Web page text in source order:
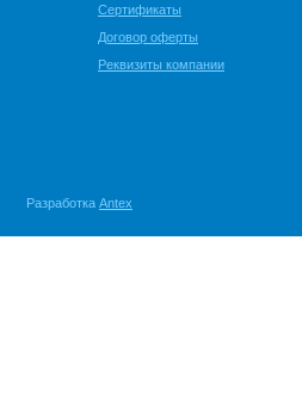
Сертификаты
Договор оферты
Реквизиты компании
Разработка Antex